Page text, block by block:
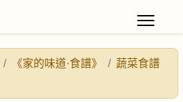
《家的味道·食譜》
蔬菜食譜